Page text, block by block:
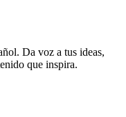
Da voz a tus ideas,
que inspira.